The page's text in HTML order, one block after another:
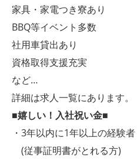
家具・家電つき寮あり
BBQ等イベント多数
社用車貸出あり
資格取得支援充実
など…
詳細は求人一覧にあります。
■嬉しい！入社祝い金■
・3年以内に1年以上の経験者
(従事証明書がとれる方)